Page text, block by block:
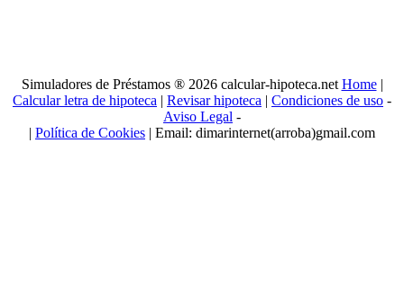
Simuladores de Préstamos ® 2026 calcular-hipoteca.net Home|
Calcular letra de hipoteca | Revisar hipoteca | Condiciones de uso -
Aviso Legal -
| Política de Cookies | Email: dimarinternet(arroba)gmail.com